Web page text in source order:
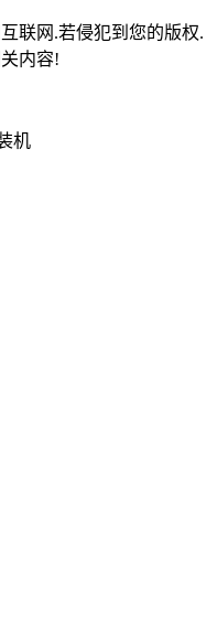
联网.若侵犯到您的版权.
内容!
机